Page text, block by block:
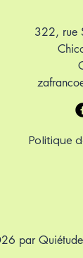
322, rue
Politique
par Quiétude